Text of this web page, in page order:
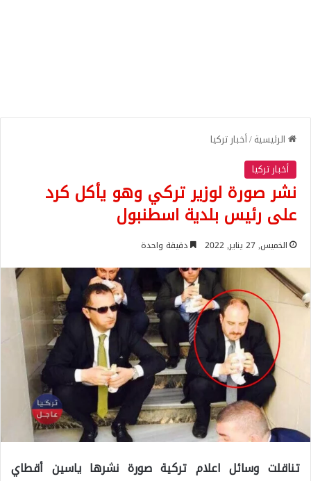
الرئيسية/أخبار تركيا
أخبار تركيا
نشر صورة لوزير تركي وهو يأكل كرد
على رئيس بلدية اسطنبول
الخميس, 27 يناير, 2022 دقيقة واحدة
تناقلت وسائل اعلام تركية صورة نشرها ياسين أقطاي